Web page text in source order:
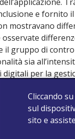
e fornito
mostravano
gruppo di
sia
digitali per la
online
empatico e
ha risposto
Tra le critiche
nella
Cliccando
sul
sito e